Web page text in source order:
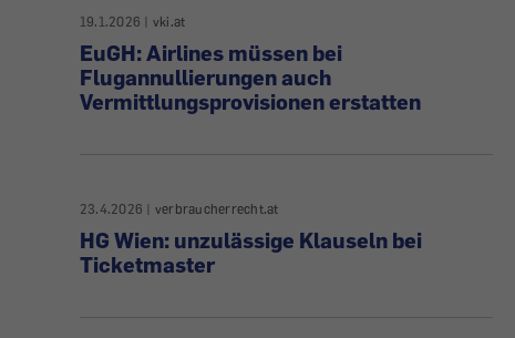
19.1.2026 | vki.at
EuGH: Airlines müssen bei
Flugannullierungen auch
Vermittlungsprovisionen erstatten
23.4.2026 | verbraucherrecht.at
HG Wien: unzulässige Klauseln bei
Ticketmaster